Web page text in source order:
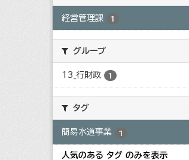
経営管理課 1
グループ
13_行財政 1
タグ
簡易水道事業 1
人気のある タグ のみを表示